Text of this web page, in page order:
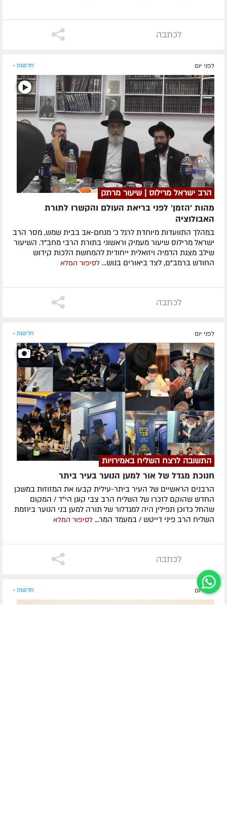
לכתבה
לפני יום חדשות »
הרב ישראל מרילוס | שיעור מרתק
מהות 'הזמן' לפני בריאת העולם והקשרו לתורת
האבולוציה
במהלך התוועדות מיוחדת לרגל כ' מנחם-אב בבית שמש, מסר הרב
ישראל מרילוס שיעור מעמיק וראשוני בתורת הרבי מחב"ד. השיעור
שילב מצגת הדמיה ויזואלית ייחודית להמחשת הלכות קידוש
החודש ברמב"ם, לצד ביאורים בנוש... לסיפור המלא
לכתבה
לפני יום חדשות »
התשובה לרצח השליח באמירויות
חנוכת מגדל של אור למען הנוער בעיר ביתר
הרבנים הראשיים של העיר ביתר-עילית קבעו את המזוזות במשכן
החדש שהוקם לזכרו של השליח הרב צבי קוגן הי"ד / המקום
שהחל כדוכן תפילין היה למגדלור של תורה למען בני הנוער ביוזמת
השליח הרב פיני דייטש / במעמד המר... לסיפור המלא
לכתבה
לפני יום חדשות »